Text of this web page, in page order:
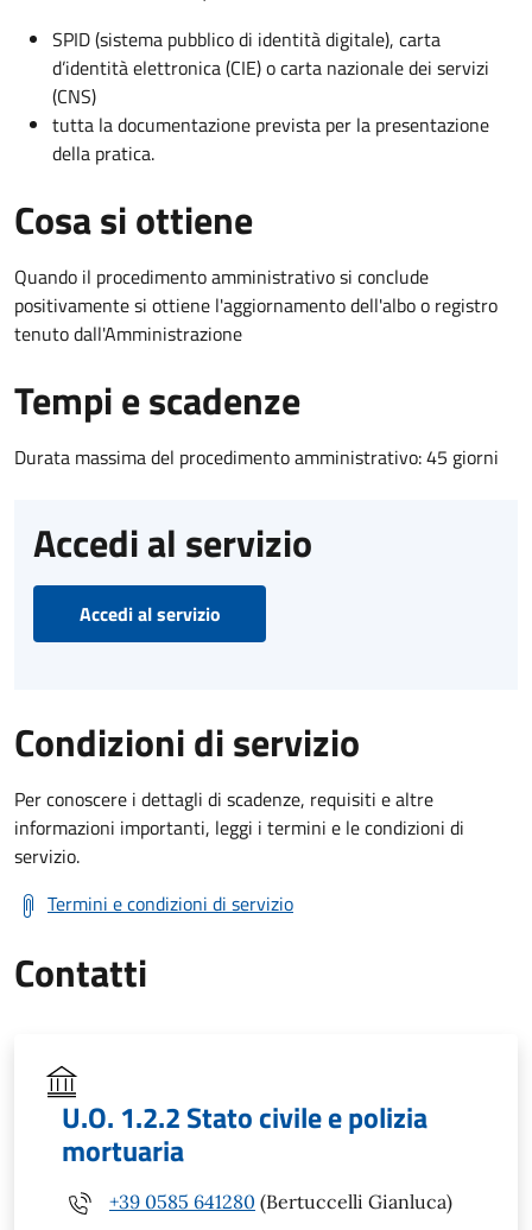
SPID (sistema pubblico di identità digitale), carta
d’identità elettronica (CIE) o carta nazionale dei servizi
(CNS)
tutta la documentazione prevista per la presentazione
della pratica.
Cosa si ottiene
Quando il procedimento amministrativo si conclude
positivamente si ottiene l'aggiornamento dell'albo o registro
tenuto dall'Amministrazione
Tempi e scadenze
Durata massima del procedimento amministrativo: 45 giorni
Accedi al servizio
Accedi al servizio
Condizioni di servizio
Per conoscere i dettagli di scadenze, requisiti e altre
informazioni importanti, leggi i termini e le condizioni di
servizio.
Termini e condizioni di servizio
Contatti
U.O. 1.2.2 Stato civile e polizia
mortuaria
+39 0585 641280 (Bertuccelli Gianluca)